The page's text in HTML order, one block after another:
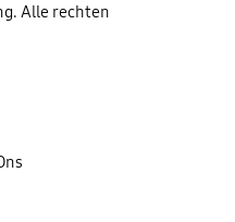
Alle rechten